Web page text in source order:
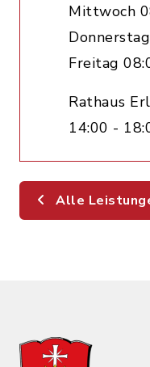
Mittwoch
Freitag
Rathaus
14:00 -
Alle